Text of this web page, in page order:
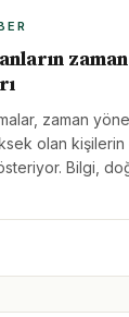
zaman
olan
Bilgi,